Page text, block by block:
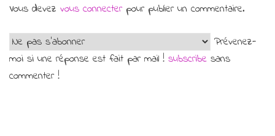
Vous devez vous connecterpour publier un commentaire.
Prévenez-
moi si une réponse est fait par mail ! subscribe sans
commenter !